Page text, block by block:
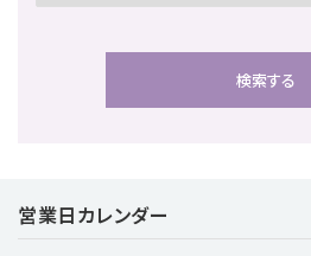
検索する
キーワード
営業日カレンダー